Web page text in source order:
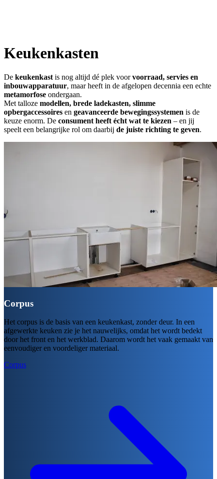
Keukenkasten
De keukenkast is nog altijd dé plek voorvoorraad, servies en
inbouwapparatuur, maar heeft in de afgelopen decennia een echte
metamorfose ondergaan.
Met talloze modellen, brede ladekasten, slimme
opbergaccessoires en geavanceerde bewegingssystemen is de
keuze enorm. De consument heeft écht wat te kiezen – en jij
speelt een belangrijke rol om daarbij de juiste richting te geven.
Corpus
Het corpus is de basis van een keukenkast, zonder deur. In een
afgewerkte keuken zie je het nauwelijks, omdat het wordt bedekt
door het front en het werkblad. Daarom wordt het vaak gemaakt van
eenvoudiger en voordeliger materiaal.
Corpus